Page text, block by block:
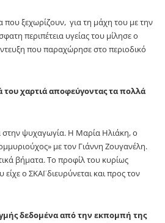
που ξεχωρίζουν, για τη μάχη του με την
περιπέτεια υγείας του μίλησε ο
που παραχώρησε στο περιοδικό
του χαρτιά αποφεύγοντας τα πολλά
στην ψυχαγωγία. Η Μαρία Ηλιάκη, ο
με τον Γιάννη Ζουγανέλη.
βήματα. Το προφίλ του κυρίως
ο ΣΚΑΪ διευρύνεται και προς τον
δεδομένα από την εκπομπή της